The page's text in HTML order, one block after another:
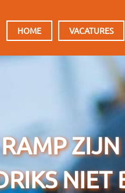
HOME VACATURES
ZIJN
NIET